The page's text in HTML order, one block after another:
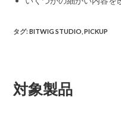
タグ:BITWIG STUDIO PICKUP
対象製品